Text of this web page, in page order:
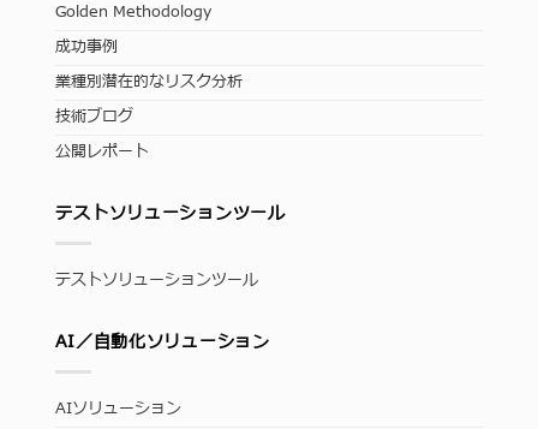
Golden Methodology
成功事例
業種別潜在的なリスク分析
技術ブログ
公開レポート
テストソリューションツール
テストソリューションツール
AI／自動化ソリューション
AIソリューション